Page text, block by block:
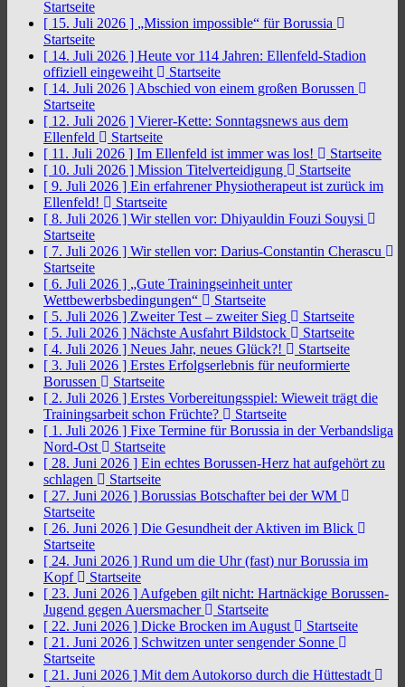
Startseite
[ 15. Juli 2026 ] „Mission impossible“ für Borussia
Startseite
[ 14. Juli 2026 ] Heute vor 114 Jahren: Ellenfeld-Stadion
offiziell eingeweiht
Startseite
[ 14. Juli 2026 ] Abschied von einem großen Borussen
Startseite
[ 12. Juli 2026 ] Vierer-Kette: Sonntagsnews aus dem
Ellenfeld
Startseite
[ 11. Juli 2026 ] Im Ellenfeld ist immer was los!
Startseite
[ 10. Juli 2026 ] Mission Titelverteidigung
Startseite
[ 9. Juli 2026 ] Ein erfahrener Physiotherapeut ist zurück im
Ellenfeld!
Startseite
[ 8. Juli 2026 ] Wir stellen vor: Dhiyauldin Fouzi Souysi
Startseite
[ 7. Juli 2026 ] Wir stellen vor: Darius-Constantin Cherascu
Startseite
[ 6. Juli 2026 ] „Gute Trainingseinheit unter
Wettbewerbsbedingungen“
Startseite
[ 5. Juli 2026 ] Zweiter Test – zweiter Sieg
Startseite
[ 5. Juli 2026 ] Nächste Ausfahrt Bildstock
Startseite
[ 4. Juli 2026 ] Neues Jahr, neues Glück?!
Startseite
[ 3. Juli 2026 ] Erstes Erfolgserlebnis für neuformierte
Borussen
Startseite
[ 2. Juli 2026 ] Erstes Vorbereitungsspiel: Wieweit trägt die
Trainingsarbeit schon Früchte?
Startseite
[ 1. Juli 2026 ] Fixe Termine für Borussia in der Verbandsliga
Nord-Ost
Startseite
[ 28. Juni 2026 ] Ein echtes Borussen-Herz hat aufgehört zu
schlagen
Startseite
[ 27. Juni 2026 ] Borussias Botschafter bei der WM
Startseite
[ 26. Juni 2026 ] Die Gesundheit der Aktiven im Blick
Startseite
[ 24. Juni 2026 ] Rund um die Uhr (fast) nur Borussia im
Kopf
Startseite
[ 23. Juni 2026 ] Aufgeben gilt nicht: Hartnäckige Borussen-
Jugend gegen Auersmacher
Startseite
[ 22. Juni 2026 ] Dicke Brocken im August
Startseite
[ 21. Juni 2026 ] Schwitzen unter sengender Sonne
Startseite
[ 21. Juni 2026 ] Mit dem Autokorso durch die Hüttestadt